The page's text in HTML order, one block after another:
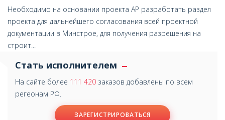
Необходимо на основании проекта АР разработать раздел
проекта для дальнейшего согласования всей проектной
документации в Минстрое, для получения разрешения на
строит...
Стать исполнителем
На сайте более 111 420 заказов добавлены по всем
регеонам РФ.
ЗАРЕГИСТРИРОВАТЬСЯ